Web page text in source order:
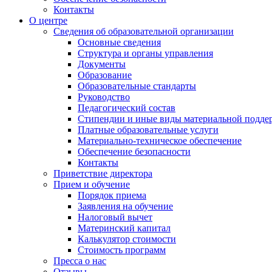
Контакты
О центре
Сведения об образовательной организации
Основные сведения
Структура и органы управления
Документы
Образование
Образовательные стандарты
Руководство
Педагогический состав
Стипендии и иные виды материальной
Платные образовательные услуги
Материально-техническое обеспечение
Обеспечение безопасности
Контакты
Приветствие директора
Прием и обучение
Порядок приема
Заявления на обучение
Налоговый вычет
Материнский капитал
Калькулятор стоимости
Стоимость программ
Пресса о нас